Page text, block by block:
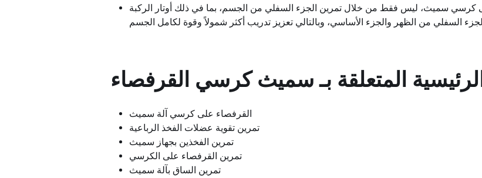
كرسي سميث، ليس فقط من خلال تمرين الجزء السفلي من الجسم، بما في ذلك أوتار الركبة
المتعلقة بـ سميث كرسي القرفصاء
القرفصاء على كرسي آلة سميث
تمرين تقوية عضلات الفخذ الرباعية
تمرين الفخذين بجهاز سميث
تمرين القرفصاء على الكرسي
تمرين الساق بآلة سميث